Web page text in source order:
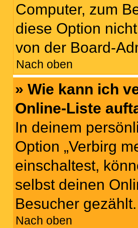
Computer, zum
diese Option
von der Board-
Nach oben
» Wie kann ich
Online-Liste
In deinem
Option „Verbirg
einschaltest,
selbst deinen
Besucher gezählt.
Nach oben